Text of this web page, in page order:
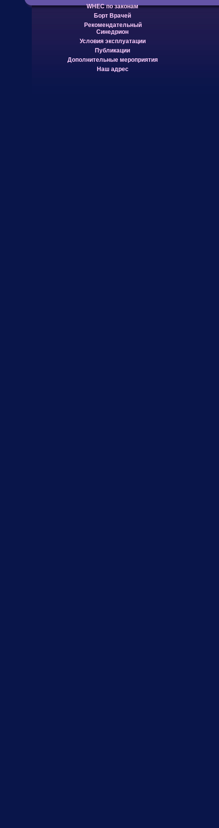
WHEC по законам
Борт Врачей
Рекомендательный
Синедрион
Условия эксплуатации
Публикации
Дополнительные мероприятия
Наш адрес